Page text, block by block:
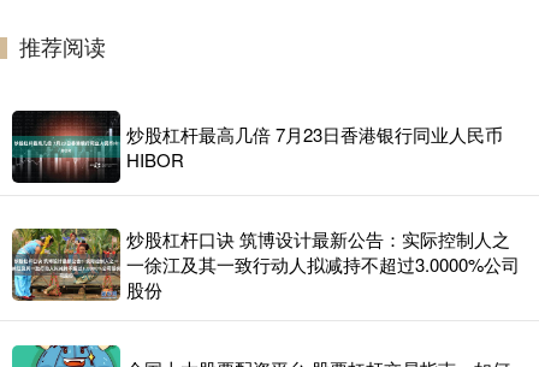
推荐阅读
炒股杠杆最高几倍 7月23日香港银行同业人民币
HIBOR
炒股杠杆口诀 筑博设计最新公告：实际控制人之
一徐江及其一致行动人拟减持不超过3.0000%公司
股份